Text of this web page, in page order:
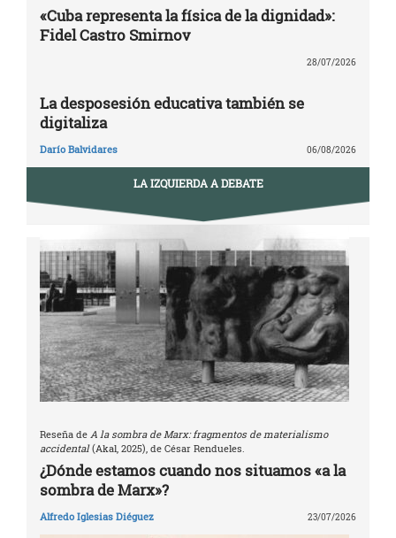
«Cuba representa la física de la dignidad»:
Fidel Castro Smirnov
28/07/2026
La desposesión educativa también se
digitaliza
Darío Balvidares 06/08/2026
LA IZQUIERDA A DEBATE
Reseña de A la sombra de Marx: fragmentos de materialismo
accidental(Akal, 2025), de César Rendueles.
¿Dónde estamos cuando nos situamos «a la
sombra de Marx»?
Alfredo Iglesias Diéguez 23/07/2026